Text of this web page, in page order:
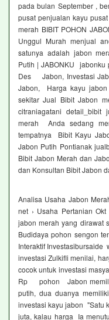
pada bulan September ,
pusat penjualan kayu
merah BIBIT POHON
Unggul Murah menjual
satunya adalah jabon
Putih | JABONKU jabonku
Des Jabon, Investasi
Jabon, Harga kayu jabon
sekitar Jual Bibit Jabon
citraniagatani
merah Anda sedang
tempatnya Bibit Kayu
Jabon Putih Pontianak
Bibit Jabon Merah dan
dan Konsultan Bibit Jabon
Analisa Usaha Jabon
net › Usaha Pertanian
jabon merah yang dirawat
Budidaya pohon sengon
Interaktif Investasibursaide
investasi Zulkifli menilai,
cocok untuk investasi
Rp pohon Jabon
putih, dua duanya
investasi kayu jabon "Satu
juta, kalau harga Ia